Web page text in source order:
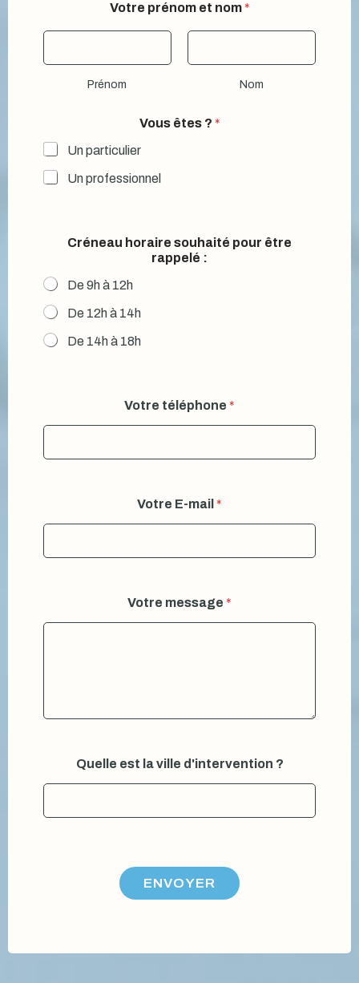
a
e
Votre prénom et nom *
Prénom Nom
Vous êtes ? *
Un particulier
Un professionnel
Créneau horaire souhaité pour être
rappelé :
De 9h à 12h
De 12h à 14h
De 14h à 18h
Votre téléphone *
Votre E-mail *
Votre message *
Quelle est la ville d'intervention ?
ENVOYER